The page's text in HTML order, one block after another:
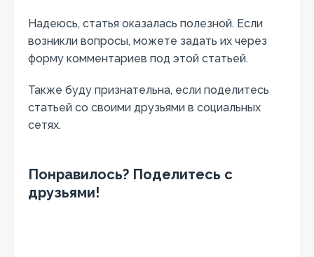
Надеюсь, статья оказалась полезной. Если
возникли вопросы, можете задать их через
форму комментариев под этой статьей.
Также буду признательна, если поделитесь
статьей со своими друзьями в социальных
сетях.
Понравилось? Поделитесь с
друзьями!